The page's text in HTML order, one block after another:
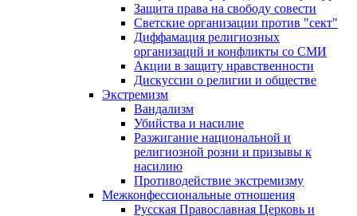
Защита права на свободу совести
Светские организации против "сект"
Диффамация религиозных
организаций и конфликты со СМИ
Акции в защиту нравственности
Дискуссии о религии и обществе
Экстремизм
Вандализм
Убийства и насилие
Разжигание национальной и
религиозной розни и призывы к
насилию
Противодействие экстремизму
Межконфессиональные отношения
Русская Православная Церковь и